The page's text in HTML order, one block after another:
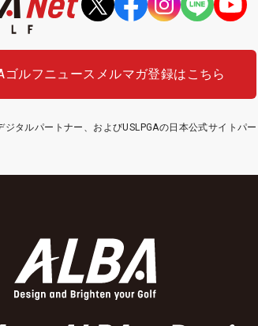
ゴルフニュース メルマガ登録はこちら
タルパートナー、およびUSLPGAの日本公式サイトパー